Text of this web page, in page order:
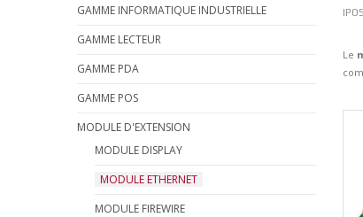
Le
GAMME INFORMATIQUE INDUSTRIELLE
GAMME LECTEUR
GAMME PDA
GAMME POS
MODULE D'EXTENSION
MODULE DISPLAY
MODULE ETHERNET
MODULE FIREWIRE